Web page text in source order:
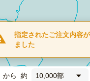
指定されたご注文内容
ました
から 約 10,000部